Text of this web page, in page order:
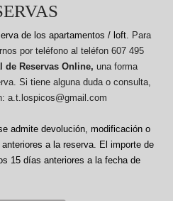
de los apartamentos / loft. Para
por teléfono al teléfon 607 495
de Reservas Online, una forma
Si tiene alguna duda o consulta,
a.t.lospicos@gmail.com
admite devolución, modificación o
a la reserva. El importe de
15 días anteriores a la fecha de